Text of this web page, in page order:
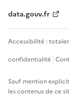
data.gouv.fr
Accessibilité :
confidentialité
Sauf mention
les contenus de ce